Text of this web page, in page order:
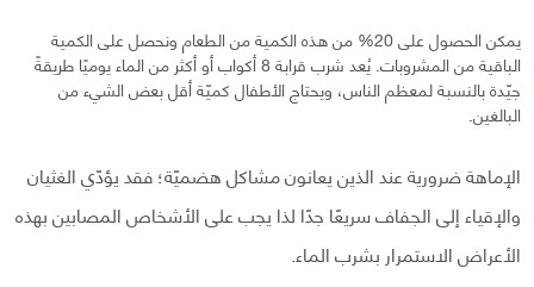
يمكن الحصول على 20% من هذه الكمية من الطعام ونحصل على الكمية
الباقية من المشروبات. يُعد شرب قرابة 8 أكواب أو أكثر من الماء يوميًا طريقةً
جيّدة بالنسبة لمعظم الناس، ويحتاج الأطفال كميّة أقل بعض الشيء من
البالغين.
الإماهة ضرورية عند الذين يعانون مشاكل هضميّة؛ فقد يؤدّي الغثيان
والإقياء إلى الجفاف سريعًا جدًا لذا يجب على الأشخاص المصابين بهذه
الأعراض الاستمرار بشرب الماء.